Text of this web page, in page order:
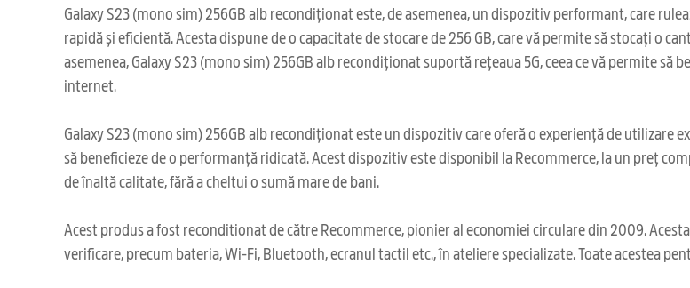
Galaxy S23 (mono sim) 256GB alb recondiționat este, de asemenea, un dispozitiv performant, care
rapidă și eficientă. Acesta dispune de o capacitate de stocare de 256 GB, care vă permite să stocați o
asemenea, Galaxy S23 (mono sim) 256GB alb recondiționat suportă rețeaua 5G, ceea ce vă permite
internet.
Galaxy S23 (mono sim) 256GB alb recondiționat este un dispozitiv care oferă o experiență de
să beneficieze de o performanță ridicată. Acest dispozitiv este disponibil la Recommerce, la un preț
de înaltă calitate, fără a cheltui o sumă mare de bani.
Acest produs a fost reconditionat de către Recommerce, pionier al economiei circulare din 2009.
verificare, precum bateria, Wi-Fi, Bluetooth, ecranul tactil etc., în ateliere specializate. Toate acestea